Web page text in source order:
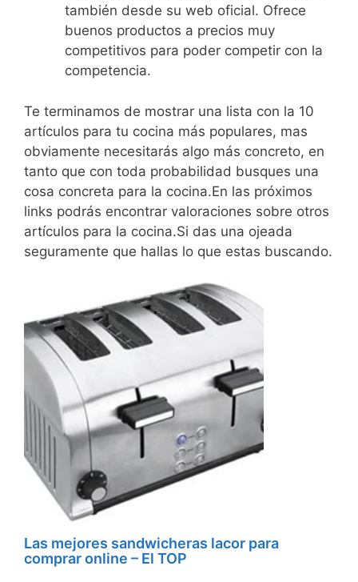
también desde su web oficial. Ofrece
buenos productos a precios muy
competitivos para poder competir con la
competencia.
Te terminamos de mostrar una lista con la 10
artículos para tu cocina más populares, mas
obviamente necesitarás algo más concreto, en
tanto que con toda probabilidad busques una
cosa concreta para la cocina.En las próximos
links podrás encontrar valoraciones sobre otros
artículos para la cocina.Si das una ojeada
seguramente que hallas lo que estas buscando.
Las mejores sandwicheras lacor para
comprar online – El TOP